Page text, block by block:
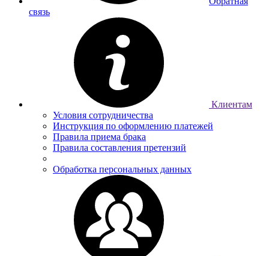
связь
Клиентам
Условия сотрудничества
Инструкция по оформлению платежей
Правила приема брака
Правила составления претензий
Обработка персональных данных